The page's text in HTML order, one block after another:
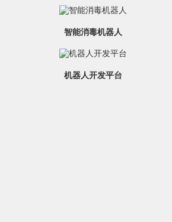
智能消毒机器人
机器人开发平台